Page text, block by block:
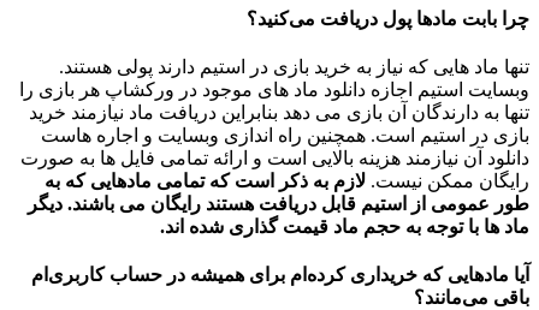
چرا بابت مادها پول دریافت می‌کنید؟
تنها ماد هایی که نیاز به خرید بازی در استیم دارند پولی هستند.
وبسایت استیم اجازه دانلود ماد های موجود در ورکشاپ هر بازی را
تنها به دارندگان آن بازی می دهد بنابراین دریافت ماد نیازمند خرید
بازی در استیم است. همچنین راه اندازی وبسایت و اجاره هاست
دانلود آن نیازمند هزینه بالایی است و ارائه تمامی فایل ها به صورت
رایگان ممکن نیست. لازم به ذکر است که تمامی مادهایی که به
طور عمومی از استیم قابل دریافت هستند رایگان می باشند. دیگر
ماد ها با توجه به حجم ماد قیمت گذاری شده اند.
آیا مادهایی که خریداری کرده‌ام برای همیشه در حساب‌ کاربری‌ام
باقی می‌مانند؟